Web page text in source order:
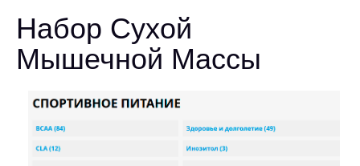
Набор Сухой
Мышечной Массы